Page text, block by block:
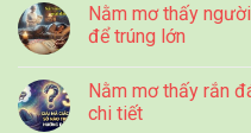
Nằm mơ thấy
để trúng lớn
Nằm mơ thấy rắn
chi tiết